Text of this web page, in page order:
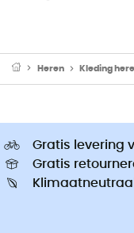
Heren Kleding
Gratis levering
Gratis
Klimaatneutraal